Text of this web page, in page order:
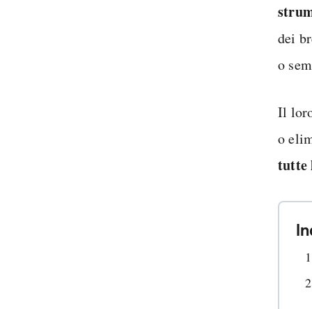
dei
o
Il
o
tutte